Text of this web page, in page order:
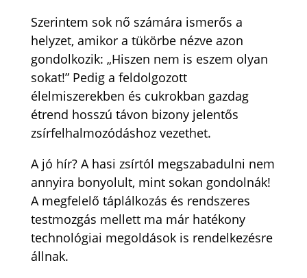
Szerintem sok nő számára ismerős a
helyzet, amikor a tükörbe nézve azon
gondolkozik: „Hiszen nem is eszem olyan
sokat!” Pedig a feldolgozott
élelmiszerekben és cukrokban gazdag
étrend hosszú távon bizony jelentős
zsírfelhalmozódáshoz vezethet.
A jó hír? A hasi zsírtól megszabadulni nem
annyira bonyolult, mint sokan gondolnák!
A megfelelő táplálkozás és rendszeres
testmozgás mellett ma már hatékony
technológiai megoldások is rendelkezésre
állnak.